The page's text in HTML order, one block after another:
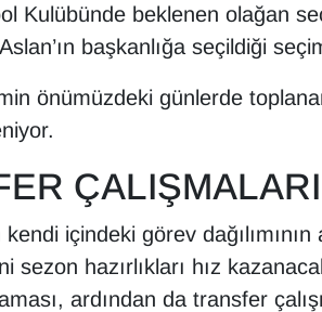
Kulübünde beklenen olağan
başkanlığa seçildiği
önümüzdeki günlerde
içindeki görev
sezon hazırlıkları hız
ardından da transfer